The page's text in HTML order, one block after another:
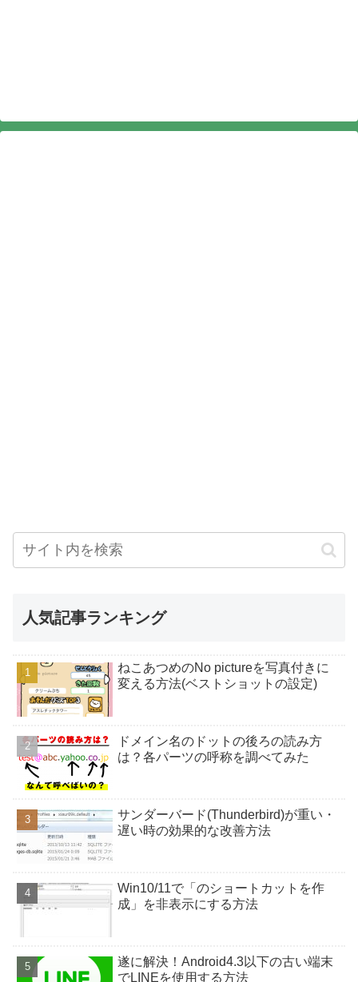
人気記事ランキング
ねこあつめのNo pictureを写真付きに
変える方法(ベストショットの設定)
ドメイン名のドットの後ろの読み方
は？各パーツの呼称を調べてみた
サンダーバード(Thunderbird)が重い・
遅い時の効果的な改善方法
Win10/11で「のショートカットを作
成」を非表示にする方法
遂に解決！Android4.3以下の古い端末
でLINEを使用する方法